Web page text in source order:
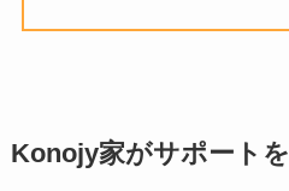
Konojy家がサポート